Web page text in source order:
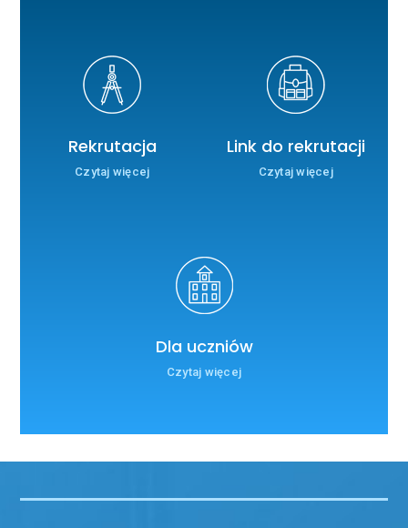
Rekrutacja
Czytaj więcej
Link do rekrutacji
Czytaj więcej
Dla uczniów
Czytaj więcej